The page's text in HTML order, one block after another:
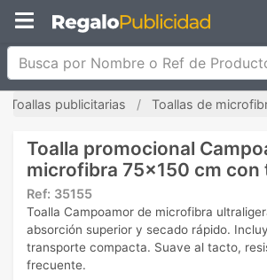
Busca por Nombre o Ref de Producto
Toallas publicitarias Toallas de
Toalla promocional
microfibra 75x150 cm con
Ref: 35155
Toalla Campoamor de microfibra
absorción superior y secado rápido.
transporte compacta. Suave al tacto,
frecuente.